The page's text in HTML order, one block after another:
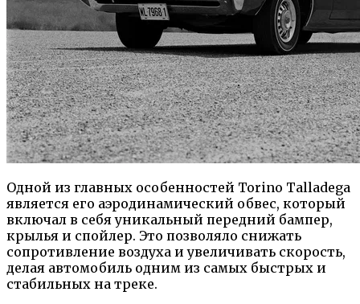
Одной из главных особенностей Torino Talladega
является его аэродинамический обвес, который
включал в себя уникальный передний бампер,
крылья и спойлер. Это позволяло снижать
сопротивление воздуха и увеличивать скорость,
делая автомобиль одним из самых быстрых и
стабильных на треке.